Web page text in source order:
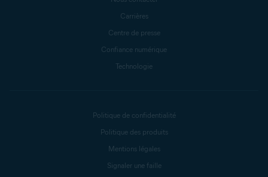
Carrières
Centre de presse
Confiance numérique
Technologie
Politique de confidentialité
Politique des produits
Mentions légales
Signaler une faille